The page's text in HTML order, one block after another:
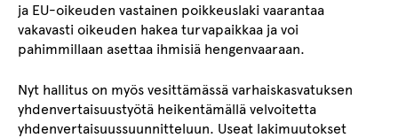
ja EU-oikeuden vastainen poikkeuslaki vaarantaa
vakavasti oikeuden hakea turvapaikkaa ja voi
pahimmillaan asettaa ihmisiä hengenvaaraan.
Nyt hallitus on myös vesittämässä varhaiskasvatuksen
yhdenvertaisuustyötä heikentämällä velvoitetta
yhdenvertaisuussuunnitteluun. Useat lakimuutokset